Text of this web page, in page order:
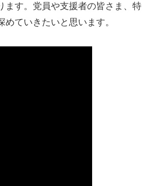
ます。党員や支援者の皆さま、特
ていきたいと思います。